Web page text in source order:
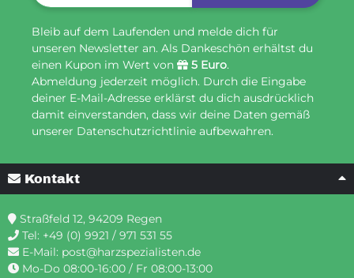
Bleib auf dem Laufenden und melde dich für
unseren Newsletter an. Als Dankeschön erhältst du
einen Kupon im Wert von
5 Euro.
Abmeldung jederzeit möglich. Durch die Eingabe
deiner E-Mail-Adresse erklärst du dich ausdrücklich
damit einverstanden, dass wir deine Daten gemäß
unserer Datenschutzrichtlinie aufbewahren.
Kontakt
Straßfeld 12, 94209 Regen
Tel: +49 (0) 9921 / 971 531 55
E-Mail: post@harzspezialisten.de
Mo-Do 08:00-16:00 / Fr 08:00-13:00